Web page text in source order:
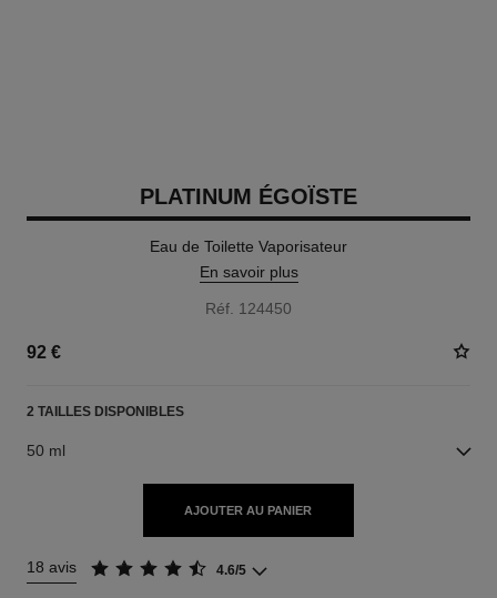
PLATINUM ÉGOÏSTE
Eau de Toilette Vaporisateur
En savoir plus
Réf. 124450
92 €
2 TAILLES DISPONIBLES
50 ml
AJOUTER AU PANIER
18 avis 4.6/5